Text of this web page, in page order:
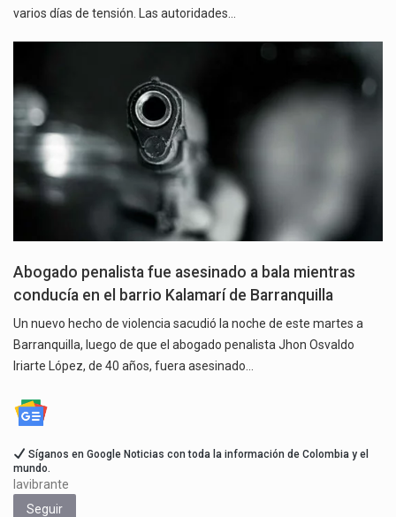
varios días de tensión. Las autoridades…
Abogado penalista fue asesinado a bala mientras
conducía en el barrio Kalamarí de Barranquilla
Un nuevo hecho de violencia sacudió la noche de este martes a
Barranquilla, luego de que el abogado penalista Jhon Osvaldo
Iriarte López, de 40 años, fuera asesinado…
Síganos en Google Noticias con toda la información de Colombia y el
mundo.
lavibrante
Seguir